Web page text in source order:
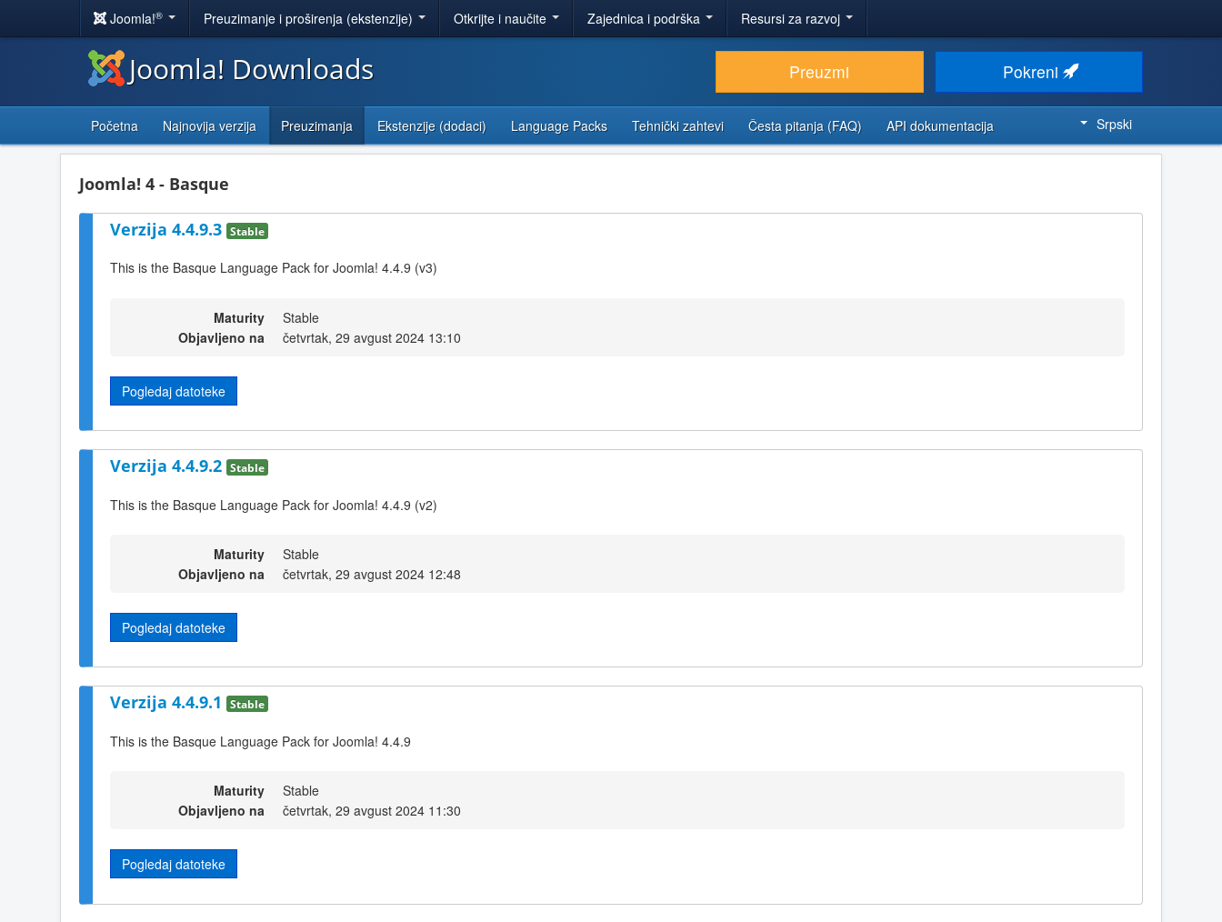
Joomla!® Preuzimanje i proširenja (ekstenzije) Otkrijte i naučite Zajednica i podrška Resursi za razvoj
Joomla! Downloads Preuzmi Pokreni
Početna Najnovija verzija Preuzimanja Ekstenzije (dodaci) Language Packs Tehnički zahtevi Česta pitanja (FAQ) API dokumentacija Srpski
Joomla! 4 - Basque
Verzija 4.4.9.3 Stable
This is the Basque Language Pack for Joomla! 4.4.9 (v3)
Maturity
Stable
Objavljeno na
četvrtak, 29 avgust 2024 13:10
Pogledaj datoteke
Verzija 4.4.9.2 Stable
This is the Basque Language Pack for Joomla! 4.4.9 (v2)
Maturity
Stable
Objavljeno na
četvrtak, 29 avgust 2024 12:48
Pogledaj datoteke
Verzija 4.4.9.1 Stable
This is the Basque Language Pack for Joomla! 4.4.9
Maturity
Stable
Objavljeno na
četvrtak, 29 avgust 2024 11:30
Pogledaj datoteke